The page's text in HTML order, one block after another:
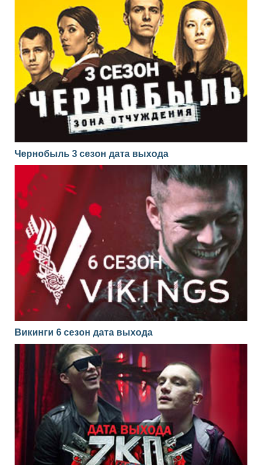
Чернобыль 3 сезон дата выхода
Викинги 6 сезон дата выхода